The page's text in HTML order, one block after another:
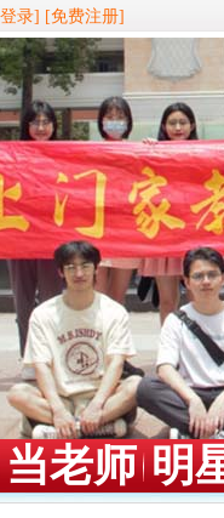
录] [免费注册]
当老师 明